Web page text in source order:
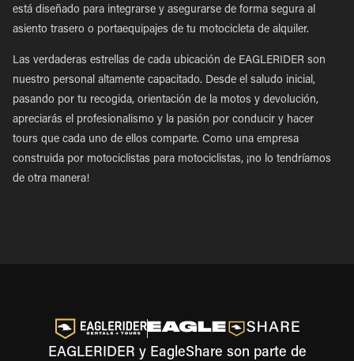
está diseñado para integrarse y asegurarse de forma segura al
asiento trasero o portaequipajes de tu motocicleta de alquiler.
Las verdaderas estrellas de cada ubicación de EAGLERIDER son
nuestro personal altamente capacitado. Desde el saludo inicial,
pasando por tu recogida, orientación de la motos y devolución,
apreciarás el profesionalismo y la pasión por conducir y hacer
tours que cada uno de ellos comparte. Como una empresa
construida por motociclistas para motociclistas, ¡no lo tendríamos
de otra manera!
EAGLERIDER y EagleShare son parte de